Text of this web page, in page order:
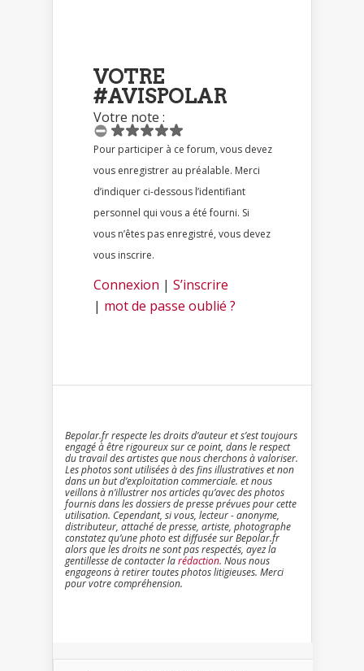
VOTRE
#AVISPOLAR
Votre note :
Pour participer à ce forum, vous devez
vous enregistrer au préalable. Merci
d’indiquer ci-dessous l’identifiant
personnel qui vous a été fourni. Si
vous n’êtes pas enregistré, vous devez
vous inscrire.
Connexion | S’inscrire
| mot de passe oublié ?
Bepolar.fr respecte les droits d’auteur et s’est toujours
engagé à être rigoureux sur ce point, dans le respect
du travail des artistes que nous cherchons à valoriser.
Les photos sont utilisées à des fins illustratives et non
dans un but d’exploitation commerciale. et nous
veillons à n’illustrer nos articles qu’avec des photos
fournis dans les dossiers de presse prévues pour cette
utilisation. Cependant, si vous, lecteur - anonyme,
distributeur, attaché de presse, artiste, photographe
constatez qu’une photo est diffusée sur Bepolar.fr
alors que les droits ne sont pas respectés, ayez la
gentillesse de contacter larédaction. Nous nous
engageons à retirer toutes photos litigieuses. Merci
pour votre compréhension.